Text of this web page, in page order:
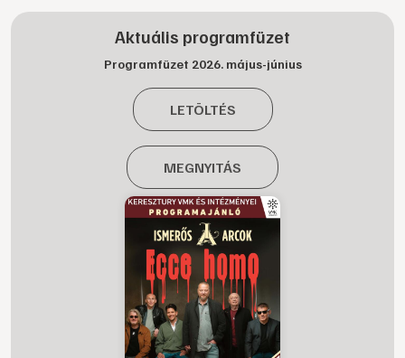
Aktuális programfüzet
Programfüzet 2026. május-június
LETÖLTÉS
MEGNYITÁS